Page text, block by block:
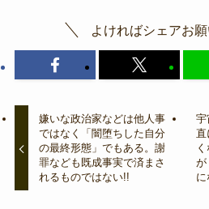
よければシェアお願
嫌いな政治家などは他人事
ではなく「闇堕ちした自分
の最終形態」でもある。謝
罪なども既成事実で済まさ
れるものではない!!
宇
直
が